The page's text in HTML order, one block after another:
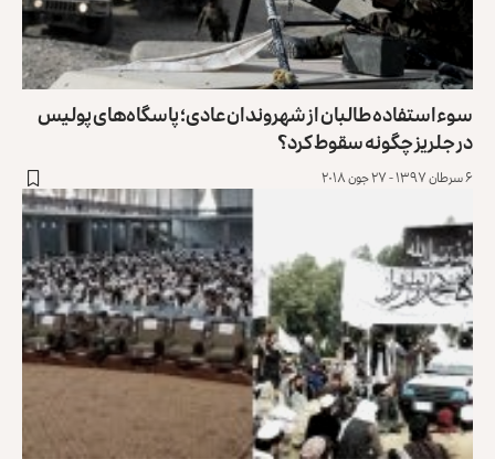
سوءاستفاده طالبان از شهروندان عادی؛ پاسگاه‌های پولیس
در جلریز چگونه سقوط کرد؟
۶ سرطان ۱۳۹۷ - ۲۷ جون ۲۰۱۸